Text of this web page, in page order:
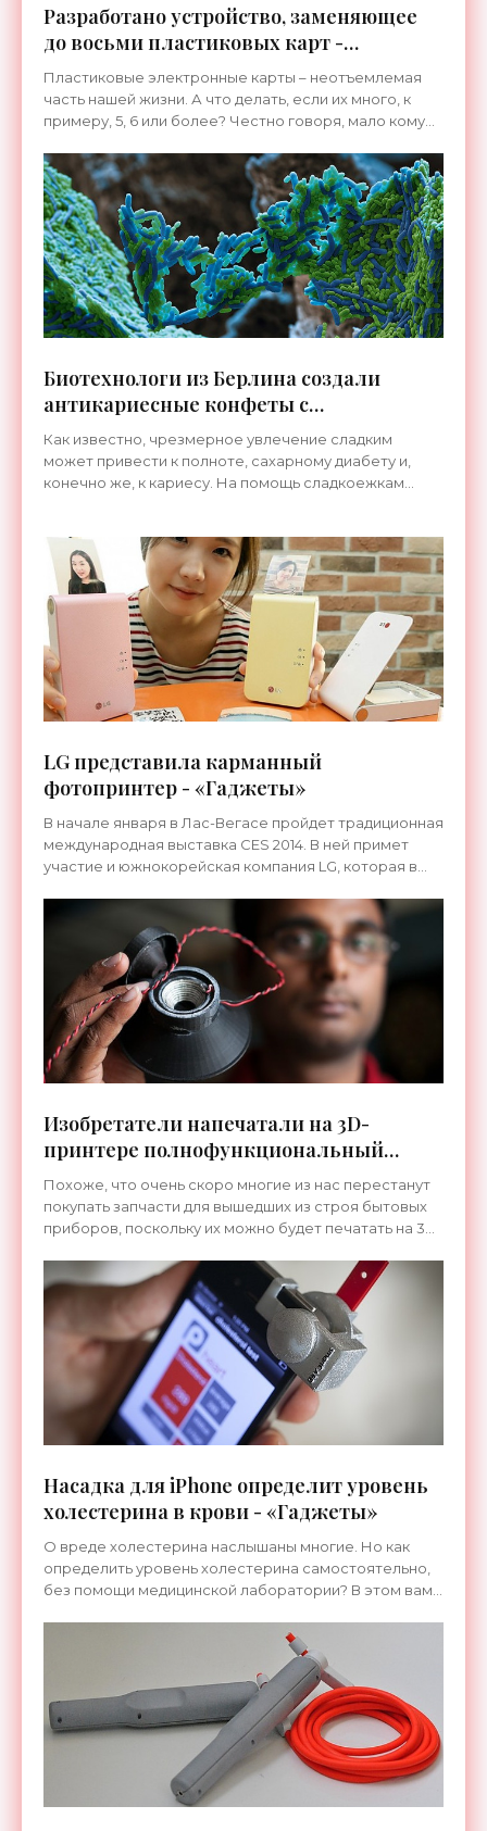
Разработано устройство, заменяющее
до восьми пластиковых карт -
«Гаджеты»
Пластиковые электронные карты – неотъемлемая
часть нашей жизни. А что делать, если их много, к
примеру, 5, 6 или более? Честно говоря, мало кому
кошельке
Биотехнологи из Берлина создали
антикариесные конфеты с
лактобактериями - «Технологии»
Как известно, чрезмерное увлечение сладким
может привести к полноте, сахарному диабету и,
конечно же, к кариесу. На помощь сладкоежкам
LG представила карманный
фотопринтер - «Гаджеты»
В начале января в Лас-Вегасе пройдет традиционная
международная выставка CES 2014. В ней примет
участие и южнокорейская компания LG, которая в
Изобретатели напечатали на 3D-
принтере полнофункциональный
динамик - «Технологии»
Похоже, что очень скоро многие из нас перестанут
покупать запчасти для вышедших из строя бытовых
приборов, поскольку их можно будет печатать на 3D-
Насадка для iPhone определит уровень
холестерина в крови - «Гаджеты»
О вреде холестерина наслышаны многие. Но как
определить уровень холестерина самостоятельно,
без помощи медицинской лаборатории? В этом вам